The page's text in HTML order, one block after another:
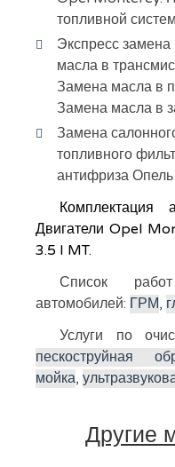
топливной
Экспресс
масла в
Замена масла в
Замена масла в
Замена
топливного
антифриза
Комплектация
Двигатели Opel
3.5 I MT.
Список
автомобилей: ГРМ,
Услуги по
пескоструйная
мойка,
Другие